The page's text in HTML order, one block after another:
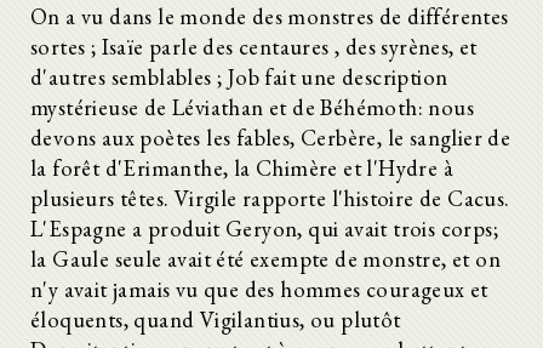
On a vu dans le monde des monstres de différentes
sortes ; Isaïe parle des centaures , des syrènes, et
d'autres semblables ; Job fait une description
mystérieuse de Léviathan et de Béhémoth: nous
devons aux poètes les fables, Cerbère, le sanglier de
la forêt d'Erimanthe, la Chimère et l'Hydre à
plusieurs têtes. Virgile rapporte l'histoire de Cacus.
L'Espagne a produit Geryon, qui avait trois corps;
la Gaule seule avait été exempte de monstre, et on
n'y avait jamais vu que des hommes courageux et
éloquents, quand Vigilantius, ou plutôt